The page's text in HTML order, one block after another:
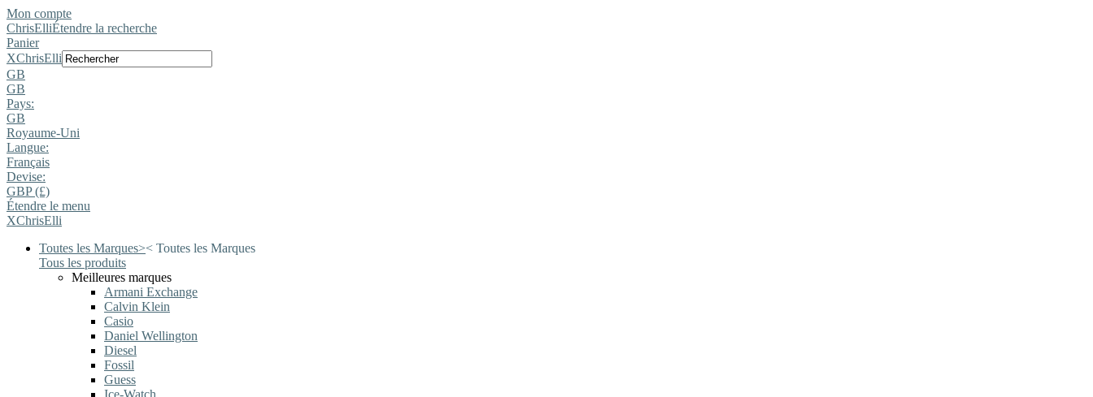
Mon compte
ChrisElliÉtendre la recherche
Panier
XChrisElli
GB
GB
Pays:
GB
Royaume-Uni
Langue:
Français
Devise:
GBP (£)
Étendre le menu
XChrisElli
Toutes les Marques>< Toutes les Marques
Tous les produits
Meilleures marques
Armani Exchange
Calvin Klein
Casio
Daniel Wellington
Diesel
Fossil
Guess
Ice-Watch